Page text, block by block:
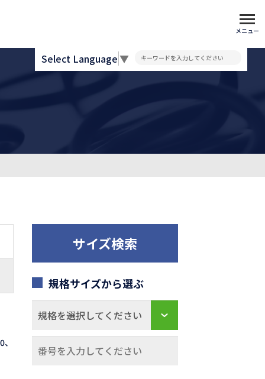
メニュー
Select Language▼
サイズ検索
規格サイズから選ぶ